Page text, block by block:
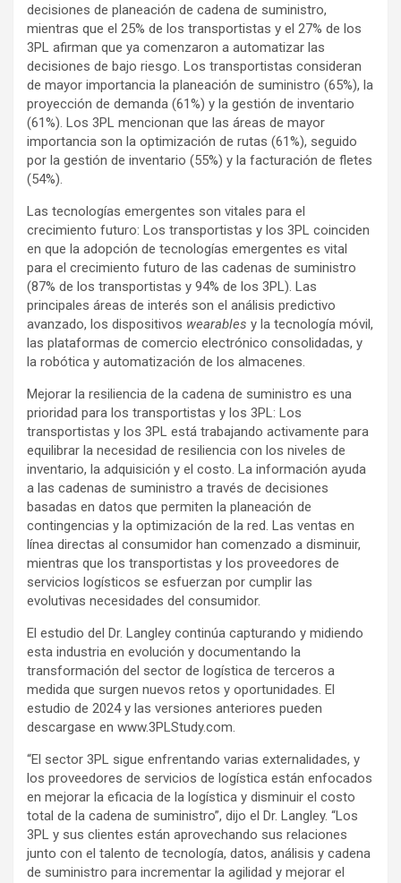
decisiones de planeación de cadena de suministro,
mientras que el 25% de los transportistas y el 27% de los
3PL afirman que ya comenzaron a automatizar las
decisiones de bajo riesgo. Los transportistas consideran
de mayor importancia la planeación de suministro (65%), la
proyección de demanda (61%) y la gestión de inventario
(61%). Los 3PL mencionan que las áreas de mayor
importancia son la optimización de rutas (61%), seguido
por la gestión de inventario (55%) y la facturación de fletes
(54%).
Las tecnologías emergentes son vitales para el
crecimiento futuro: Los transportistas y los 3PL coinciden
en que la adopción de tecnologías emergentes es vital
para el crecimiento futuro de las cadenas de suministro
(87% de los transportistas y 94% de los 3PL). Las
principales áreas de interés son el análisis predictivo
avanzado, los dispositivos wearables y la tecnología móvil,
las plataformas de comercio electrónico consolidadas, y
la robótica y automatización de los almacenes.
Mejorar la resiliencia de la cadena de suministro es una
prioridad para los transportistas y los 3PL: Los
transportistas y los 3PL está trabajando activamente para
equilibrar la necesidad de resiliencia con los niveles de
inventario, la adquisición y el costo. La información ayuda
a las cadenas de suministro a través de decisiones
basadas en datos que permiten la planeación de
contingencias y la optimización de la red. Las ventas en
línea directas al consumidor han comenzado a disminuir,
mientras que los transportistas y los proveedores de
servicios logísticos se esfuerzan por cumplir las
evolutivas necesidades del consumidor.
El estudio del Dr. Langley continúa capturando y midiendo
esta industria en evolución y documentando la
transformación del sector de logística de terceros a
medida que surgen nuevos retos y oportunidades. El
estudio de 2024 y las versiones anteriores pueden
descargase en www.3PLStudy.com.
“El sector 3PL sigue enfrentando varias externalidades, y
los proveedores de servicios de logística están enfocados
en mejorar la eficacia de la logística y disminuir el costo
total de la cadena de suministro”, dijo el Dr. Langley. “Los
3PL y sus clientes están aprovechando sus relaciones
junto con el talento de tecnología, datos, análisis y cadena
de suministro para incrementar la agilidad y mejorar el